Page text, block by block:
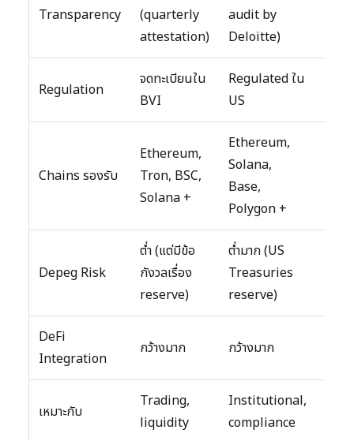
Transparency
(quarterly
attestation)
audit by
Deloitte)
Regulation
จดทะเบียนใน
BVI
Regulated ใน
US
Chains รองรับ
Ethereum,
Tron, BSC,
Solana +
Ethereum,
Solana,
Base,
Polygon +
Depeg Risk
ต่ำ (แต่มีข้อ
กังวลเรื่อง
reserve)
ต่ำมาก (US
Treasuries
reserve)
DeFi
Integration
กว้างมาก กว้างมาก
เหมาะกับ
Trading,
liquidity
Institutional,
compliance